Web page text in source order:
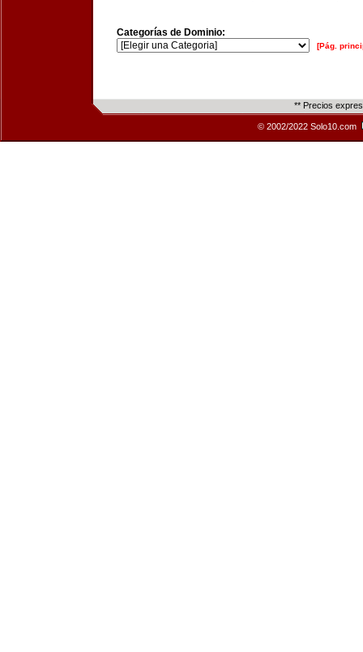
Categorías de Dominio:
[Pág.
** Precios
© 2002/2022 Solo10.com